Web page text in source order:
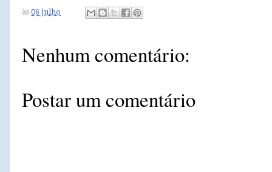
às 06 julho
Nenhum comentário:
Postar um comentário